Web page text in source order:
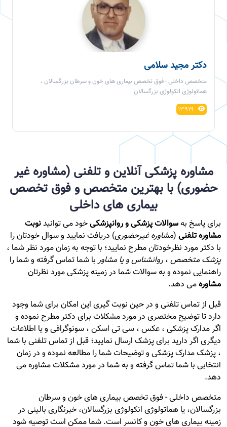
دکتر مجید سلامی
متخصص داخلی - فوق تخصص بیماری های خون و سرطان بزرگسالان ،
هماتولوژی انکولوژی بزرگسالان
مشاوره پزشکی آنلاین و تلفنی (مشاوره غیر
حضوری) با بهترین متخصص و فوق تخصص
بیماری های داخلی
برای پاسخ بهسوالات پزشکی و روانپزشکیخود می توانیدنوبت
مشاوره تلفنی (مشاوره غیرحضوری) دریافت نمایید و سوال خودتان را
با دکتر مورد نظرخودتان مطرح نمایید؛ با توجه به زمان مورد نظر شما ،
پزشک متخصص ، روانشناس و یا مشاوربا شما تماس گرفته و شما را
راهنمایی نموده و به سوالات شما در زمینه پزشکی مورد نظرتان
مشاورهمی دهد.
قبل از تماس تلفنی و در حین نوبت گیری این امکان برای شما وجود
دارد تا توضیح مختصری در مورد مشکلات برای دکتر مطرح نموده و
اگر مدارک پزشکی ، عکس ، سی تی اسکن ، سونوگرافی و یا اطلاعات
دیگری اگر دارید برای پزشک ارسال نمایید؛ قبل از تماس تلفنی با شما
، پزشک مدارک پزشکی و توضیحات شما را مطالعه نموده و در زمان
انتخابی با شما تماس گرفته و به شما در مورد مشکلات مشاوره می
دهد.
متخصص داخلی - فوق تخصص بیماری های خون و سرطان
بزرگسالان، یا هماتولوژی انکولوژی بزرگسالان، خبرنگاری بالینی در
زمینه بیماری های خون و کانسر است. شما ممکن است توصیه شود